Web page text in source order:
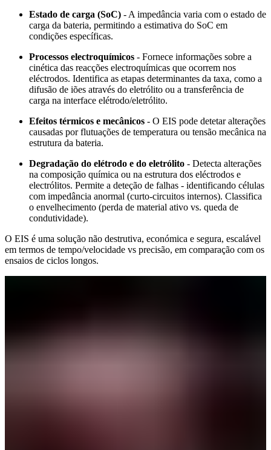
Estado de carga (SoC) - A impedância varia com o estado de
carga da bateria, permitindo a estimativa do SoC em
condições específicas.
Processos electroquímicos - Fornece informações sobre a
cinética das reacções electroquímicas que ocorrem nos
eléctrodos. Identifica as etapas determinantes da taxa, como a
difusão de iões através do eletrólito ou a transferência de
carga na interface elétrodo/eletrólito.
Efeitos térmicos e mecânicos - O EIS pode detetar alterações
causadas por flutuações de temperatura ou tensão mecânica na
estrutura da bateria.
Degradação do elétrodo e do eletrólito - Detecta alterações
na composição química ou na estrutura dos eléctrodos e
electrólitos. Permite a deteção de falhas - identificando células
com impedância anormal (curto-circuitos internos). Classifica
o envelhecimento (perda de material ativo vs. queda de
condutividade).
O EIS é uma solução não destrutiva, económica e segura, escalável
em termos de tempo/velocidade vs precisão, em comparação com os
ensaios de ciclos longos.